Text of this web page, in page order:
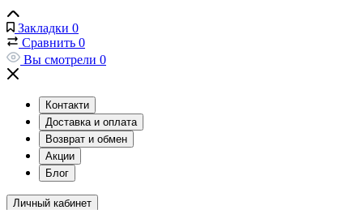
Закладки 0
Сравнить 0
Вы смотрели 0
Контакти
Доставка и оплата
Возврат и обмен
Акции
Блог
Личный кабинет